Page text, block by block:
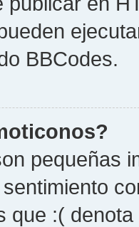
BBCodes.
pequeñas
que :(